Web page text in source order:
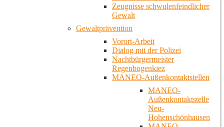
Zeugnisse schwulenfeindlicher
Gewalt
Gewaltprävention
Vorort-Arbeit
Dialog mit der Polizei
Nachtbürgermeister
Regenbogenkiez
MANEO-Außenkontaktstellen
MANEO-
Außenkontaktstelle
Neu-
Hohenschönhausen